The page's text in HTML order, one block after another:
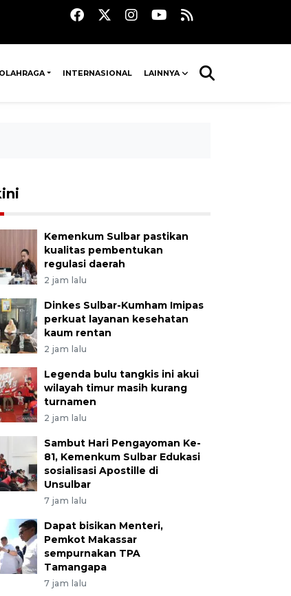
OLAHRAGA INTERNASIONAL LAINNYA
Kemenkum Sulbar pastikan
kualitas pembentukan
regulasi daerah
2 jam lalu
Dinkes Sulbar-Kumham Imipas
perkuat layanan kesehatan
kaum rentan
2 jam lalu
Legenda bulu tangkis ini akui
wilayah timur masih kurang
turnamen
2 jam lalu
Sambut Hari Pengayoman Ke-
81, Kemenkum Sulbar Edukasi
sosialisasi Apostille di
Unsulbar
7 jam lalu
Dapat bisikan Menteri,
Pemkot Makassar
sempurnakan TPA
Tamangapa
7 jam lalu